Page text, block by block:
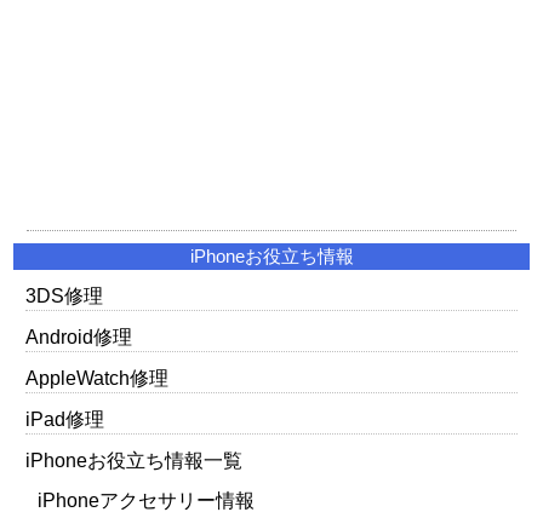
iPhoneお役立ち情報
3DS修理
Android修理
AppleWatch修理
iPad修理
iPhoneお役立ち情報一覧
iPhoneアクセサリー情報